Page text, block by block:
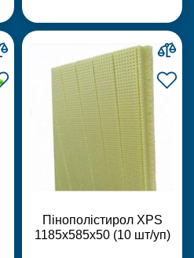
Пінополістирол XPS
1185х585х50 (10 шт/уп)